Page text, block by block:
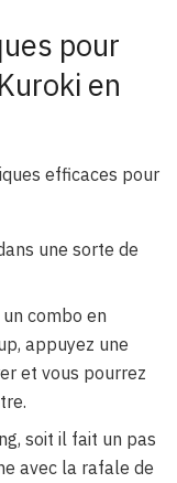
pour
en
efficaces pour
une sorte de
combo en
appuyez une
et vous pourrez
soit il fait un pas
avec la rafale de